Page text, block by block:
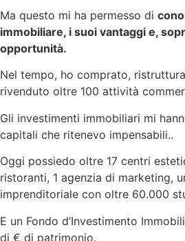
Ma questo mi ha permesso di
immobiliare, i suoi vantaggi e,
opportunità.
Nel tempo, ho comprato,
rivenduto oltre 100 attività
Gli investimenti immobiliari mi
capitali che ritenevo impensabili..
Oggi possiedo oltre 17 centri
ristoranti, 1 agenzia di marketing,
imprenditoriale con oltre 60.000
E un Fondo d’Investimento
di € di patrimonio.